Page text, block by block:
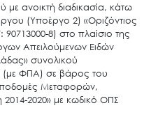
με ανοικτή διαδικασία, κάτω
(Υποέργο 2) «Οριζόντιος
90713000-8) στο πλαίσιο της
Απειλούμενων Ειδών
συνολικού
(με ΦΠΑ) σε βάρος του
Μεταφορών,
2020» με κωδικό ΟΠΣ